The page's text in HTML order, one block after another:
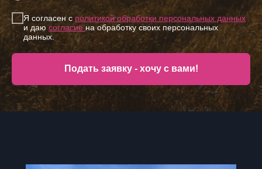
Я согласен с политикой обработки персональных данных
и даюсогласие на обработку своих персональных
данных.
Подать заявку - хочу с вами!